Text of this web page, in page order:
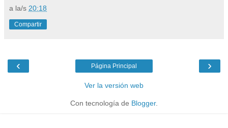
a la/s 20:18
Compartir
‹ ›
Página Principal
Ver la versión web
Con tecnología de Blogger.